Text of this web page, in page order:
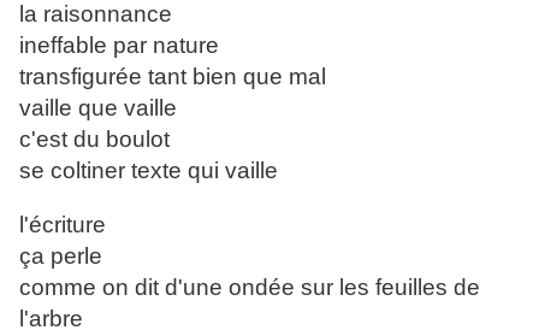
la raisonnance
ineffable par nature
transfigurée tant bien que mal
vaille que vaille
c'est du boulot
se coltiner texte qui vaille
l'écriture
ça perle
comme on dit d'une ondée sur les feuilles de
l'arbre